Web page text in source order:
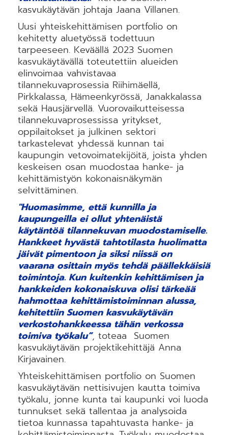
kasvukäytävän johtaja Jaana Villanen.
Uusi yhteiskehittämisen portfolio on
kehitetty aluetyössä todettuun
tarpeeseen. Keväällä 2023 Suomen
kasvukäytävällä toteutettiin alueiden
elinvoimaa vahvistavaa
tilannekuvaprosessia Riihimäellä,
Pirkkalassa, Hämeenkyrössä, Janakkalassa
sekä Hausjärvellä. Vuorovaikutteisessa
tilannekuvaprosessissa yritykset,
oppilaitokset ja julkinen sektori
tarkastelevat yhdessä kunnan tai
kaupungin vetovoimatekijöitä, joista yhden
keskeisen osan muodostaa hanke- ja
kehittämistyön kokonaisnäkymän
selvittäminen.
"Huomasimme, että kunnilla ja
kaupungeilla ei ollut yhtenäistä
käytäntöä tilannekuvan muodostamiselle.
Hankkeet hyvästä tahtotilasta huolimatta
jäivät pimentoon ja siksi niissä on
vaarana osittain myös tehdä päällekkäisiä
toimintoja. Kun kuitenkin kehittämisen ja
hankkeiden kokonaiskuva olisi tärkeää
hahmottaa kehittämistoiminnan alussa,
kehitettiin Suomen kasvukäytävän
verkostohankkeessa tähän verkossa
toimiva työkalu”, toteaa Suomen
kasvukäytävän projektikehittäjä Anna
Kirjavainen.
Yhteiskehittämisen portfolio on Suomen
kasvukäytävän nettisivujen kautta toimiva
työkalu, jonne kunta tai kaupunki voi luoda
tunnukset sekä tallentaa ja analysoida
tietoa kunnassa tapahtuvasta hanke- ja